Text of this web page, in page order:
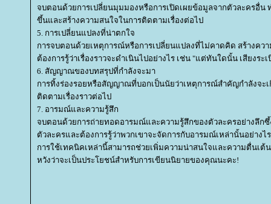
จบตอนด้วยการเปลี่ยนมุมมองหรือการเปิดเผยข้อมูลจากตัวละครอื่น
ขึ้นและสร้างความสนใจในการติดตามเรื่องต่อไป
5. การเปลี่ยนแปลงที่น่าตกใจ
การจบตอนด้วยเหตุการณ์หรือการเปลี่ยนแปลงที่ไม่คาดคิด สร้างคว
ต้องการรู้ว่าเรื่องราวจะดำเนินไปอย่างไร เช่น "แต่ทันใดนั้น เสียงระ
6. สัญญาณของบทสรุปที่กำลังจะมา
การทิ้งร่องรอยหรือสัญญาณที่บอกเป็นนัยว่าเหตุการณ์สำคัญกำลังจะ
ติดตามเรื่องราวต่อไป
7. อารมณ์และความรู้สึก
จบตอนด้วยการถ่ายทอดอารมณ์และความรู้สึกของตัวละครอย่างลึกซึ้
ตัวละครและต้องการรู้ว่าพวกเขาจะจัดการกับอารมณ์เหล่านั้นอย่างไร
การใช้เทคนิคเหล่านี้สามารถช่วยเพิ่มความน่าสนใจและความตื่นเ
หวังว่าจะเป็นประโยชน์สำหรับการเขียนนิยายของคุณนะคะ!